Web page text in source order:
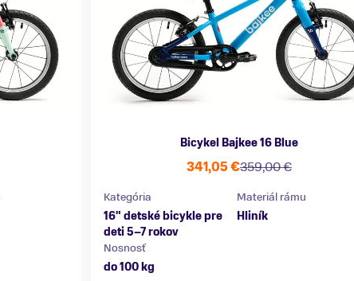
Bicykel Bajkee 16 Blue
359,00 €
341,05 €
Kategória
16" detské bicykle pre
deti 5–7 rokov
Materiál rámu
Hliník
Nosnosť
do 100 kg